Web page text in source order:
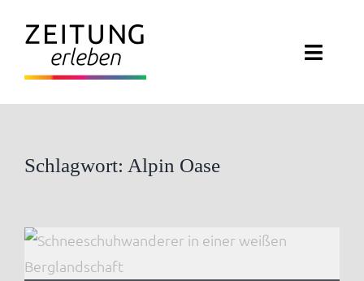
Inhalt
springen
VERANSTALTUNGEN
ZEITUNGSWELT
Schlagwort: Alpin Oase